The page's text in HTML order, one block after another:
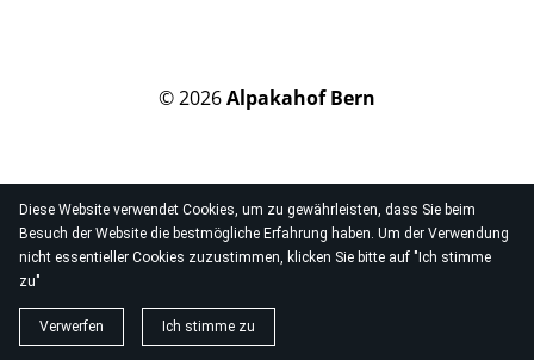
Diese Website verwendet Cookies, um zu gewährleisten, dass Sie beim
Besuch der Website die bestmögliche Erfahrung haben. Um der Verwendung
nicht essentieller Cookies zuzustimmen, klicken Sie bitte auf "Ich stimme
zu"
Verwerfen Ich stimme zu
© 2026Alpakahof Bern